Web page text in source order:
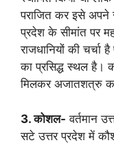
पराजित कर इसे अपने
प्रदेश के सीमांत पर
राजधानियों की चर्चा
का प्रसिद्ध स्थल है।
मिलकर अजातशत्रु का
3. कोशल- वर्तमान
सटे उत्तर प्रदेश में